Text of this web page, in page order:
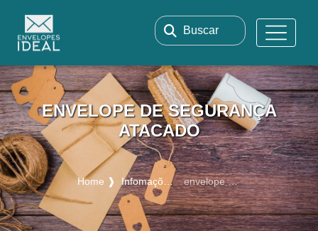
Buscar
ENVELOPE DE SEGURANÇA
ATACADO
Home ❱ Infomações ❱ envelope de segurança atacado